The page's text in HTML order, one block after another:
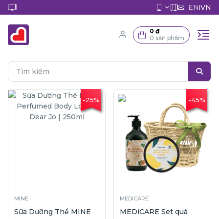
EN|VN
0 ₫
0 sản phẩm
-25%
MINE
Sữa Dưỡng Thể MINE
-45%
MEDiCARE
MEDiCARE Set quà